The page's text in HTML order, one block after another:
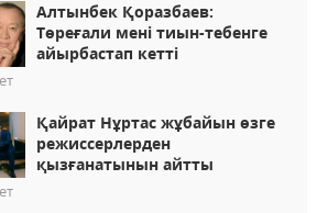
Алтынбек Қоразбаев:
Төреғали мені тиын-тебенге
айырбастап кетті
Қайрат Нұртас жұбайын өзге
режиссерлерден
қызғанатынын айтты